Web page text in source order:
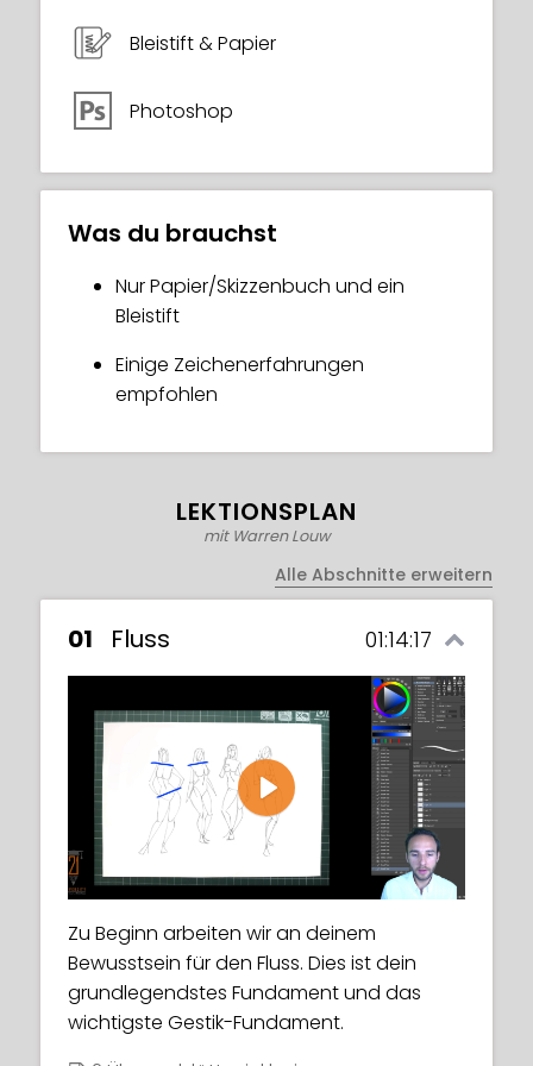
Monat. Das gibt dir Zeit, die Übungen
abzuschließen!
Bleistift & Papier
Photoshop
Was du brauchst
Nur Papier/Skizzenbuch und ein
Bleistift
Einige Zeichenerfahrungen
empfohlen
LEKTIONSPLAN
mit Warren Louw
Alle Abschnitte erweitern
01 Fluss 01:14:17
Play
Zu Beginn arbeiten wir an deinem
Bewusstsein für den Fluss. Dies ist dein
grundlegendstes Fundament und das
wichtigste Gestik-Fundament.